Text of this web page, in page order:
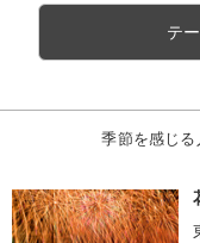
テ
季節を感じ